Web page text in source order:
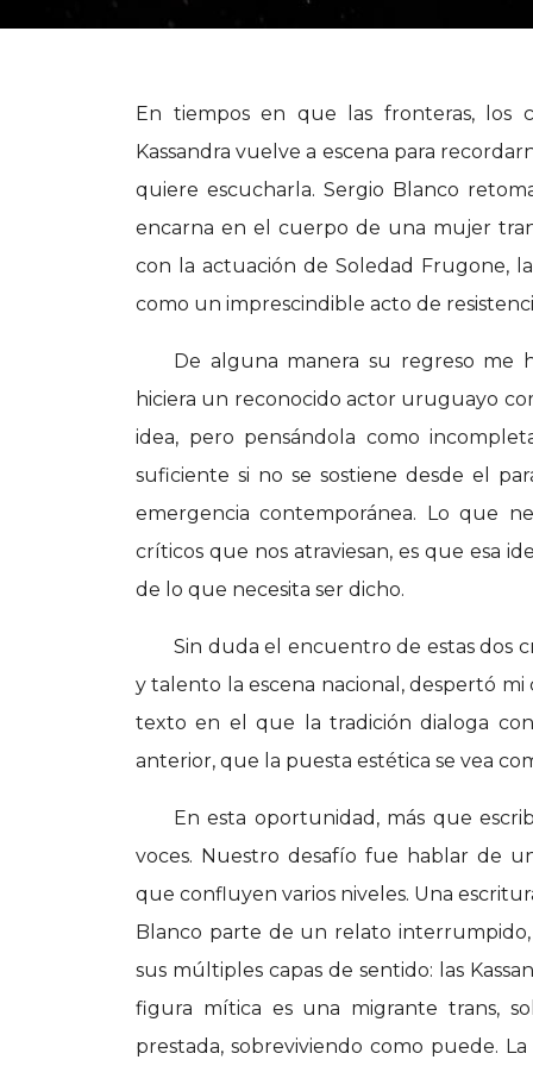
En tiempos en que las fronteras, los
Kassandra vuelve a escena para
quiere escucharla. Sergio Blanco
encarna en el cuerpo de una mujer
con la actuación de Soledad Frugone,
como un imprescindible acto de
De alguna manera su regreso me
hiciera un reconocido actor uruguayo
idea, pero pensándola como
suficiente si no se sostiene desde el
emergencia contemporánea. Lo que
críticos que nos atraviesan, es que esa
de lo que necesita ser dicho.
Sin duda el encuentro de estas dos
y talento la escena nacional, despertó
texto en el que la tradición dialoga
anterior, que la puesta estética se vea
En esta oportunidad, más que
voces. Nuestro desafío fue hablar de
que confluyen varios niveles. Una
Blanco parte de un relato interrumpido,
sus múltiples capas de sentido: las
figura mítica es una migrante trans,
prestada, sobreviviendo como puede.